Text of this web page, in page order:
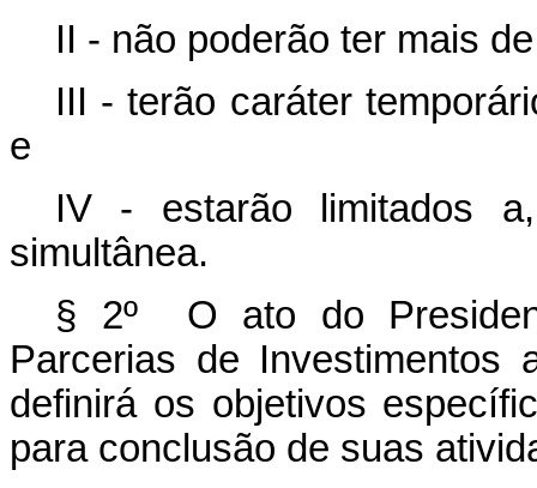
II - não poderão ter mais
III - terão caráter
e
IV - estarão limitados
simultânea.
§ 2º O ato do
Parcerias de
definirá os objetivos
para conclusão de suas